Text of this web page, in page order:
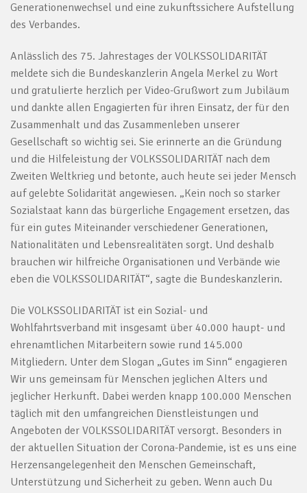
Generationenwechsel und eine zukunftssichere Aufstellung
des Verbandes.
Anlässlich des 75. Jahrestages der VOLKSSOLIDARITÄT
meldete sich die Bundeskanzlerin Angela Merkel zu Wort
und gratulierte herzlich per Video-Grußwort zum Jubiläum
und dankte allen Engagierten für ihren Einsatz, der für den
Zusammenhalt und das Zusammenleben unserer
Gesellschaft so wichtig sei. Sie erinnerte an die Gründung
und die Hilfeleistung der VOLKSSOLIDARITÄT nach dem
Zweiten Weltkrieg und betonte, auch heute sei jeder Mensch
auf gelebte Solidarität angewiesen. „Kein noch so starker
Sozialstaat kann das bürgerliche Engagement ersetzen, das
für ein gutes Miteinander verschiedener Generationen,
Nationalitäten und Lebensrealitäten sorgt. Und deshalb
brauchen wir hilfreiche Organisationen und Verbände wie
eben die VOLKSSOLIDARITÄT“, sagte die Bundeskanzlerin.
Die VOLKSSOLIDARITÄT ist ein Sozial- und
Wohlfahrtsverband mit insgesamt über 40.000 haupt- und
ehrenamtlichen Mitarbeitern sowie rund 145.000
Mitgliedern. Unter dem Slogan „Gutes im Sinn“ engagieren
Wir uns gemeinsam für Menschen jeglichen Alters und
jeglicher Herkunft. Dabei werden knapp 100.000 Menschen
täglich mit den umfangreichen Dienstleistungen und
Angeboten der VOLKSSOLIDARITÄT versorgt. Besonders in
der aktuellen Situation der Corona-Pandemie, ist es uns eine
Herzensangelegenheit den Menschen Gemeinschaft,
Unterstützung und Sicherheit zu geben. Wenn auch Du